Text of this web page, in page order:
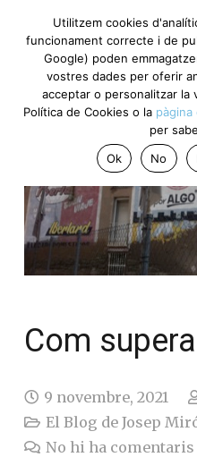
Com
9 novembre, 2021
El Blog de Josep
No hi ha comentaris
Utilitzem cookies
funcionament correcte i de
Google) poden
vostres dades per oferir
acceptar o personalitzar la
Política de Cookies o la
per
Ok
No